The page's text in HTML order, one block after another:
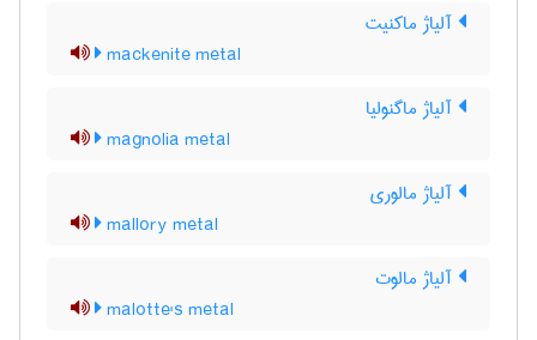
آلیاژ ماکنیت
mackenite metal
آلیاژ ماگنولیا
magnolia metal
آلیاژ مالوری
mallory metal
آلیاژ مالوت
malotte's metal